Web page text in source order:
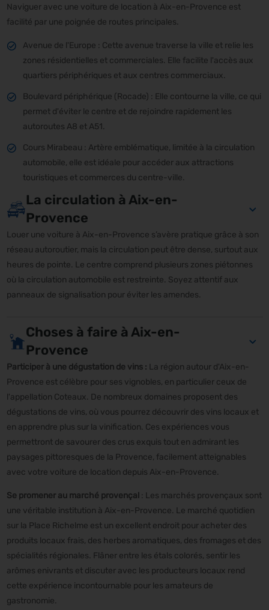
Naviguer avec une voiture de location à Aix-en-Provence est
facilité par une poignée de routes principales.
Avenue de l'Europe : Cette avenue traverse la ville et relie les
zones résidentielles et commerciales. Elle facilite l'accès aux
quartiers périphériques et aux centres commerciaux.
Boulevard périphérique (Rocade) : Elle contourne la ville, ce qui
permet d'éviter le centre et de rejoindre rapidement les
autoroutes A8 et A51.
Cours Mirabeau : Artère emblématique, limitée à la circulation
automobile, elle est idéale pour accéder aux attractions
touristiques et commerces du centre-ville.
La circulation à Aix-en-
Provence
Louer une voiture à Aix-en-Provence s’avère pratique grâce à son
réseau autoroutier, mais la circulation peut être dense, surtout aux
heures de pointe. Le centre comprend plusieurs zones piétonnes
où la circulation automobile est restreinte. Soyez attentif aux
panneaux de signalisation pour éviter les amendes.
Choses à faire à Aix-en-
Provence
Participer à une dégustation de vins : La région autour d'Aix-en-
Provence est célèbre pour ses vignobles, en particulier ceux de
l'appellation Coteaux. De nombreux domaines proposent des
dégustations de vins, où vous pourrez découvrir des vins locaux et
en apprendre plus sur la vinification. Ces expériences vous
permettront de savourer des crus exquis tout en admirant les
paysages pittoresques de la Provence, facilement atteignables
avec votre voiture de location depuis Aix-en-Provence.
Se promener au marché provençal : Les marchés provençaux sont
une véritable institution à Aix-en-Provence. Le marché quotidien
sur la Place Richelme est un excellent endroit pour acheter des
produits locaux frais, des herbes aromatiques, des fromages et des
spécialités régionales. Flâner entre les étals colorés, sentir les
arômes enivrants et discuter avec les producteurs locaux rend
cette expérience incontournable pour les amateurs de
gastronomie.